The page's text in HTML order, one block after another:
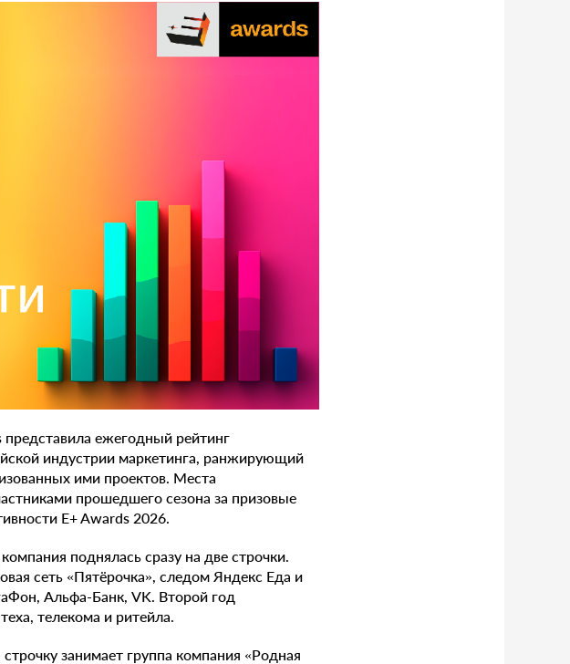
ежегодный рейтинг
индустрии маркетинга, ранжирующий
ими проектов. Места
прошедшего сезона за призовые
E+ Awards 2026.
поднялась сразу на две строчки.
сеть «Пятёрочка», следом Яндекс Еда и
Альфа-Банк, VK. Второй год
телекома и ритейла.
занимает группа компания «Родная